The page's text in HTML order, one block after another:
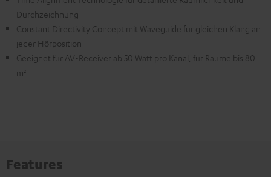
Durchzeichnung
Constant Directivity Concept mit Waveguide für gleichen Klang an
jeder Hörposition
Geeignet für AV-Receiver ab 50 Watt pro Kanal, für Räume bis 80
m²
Features